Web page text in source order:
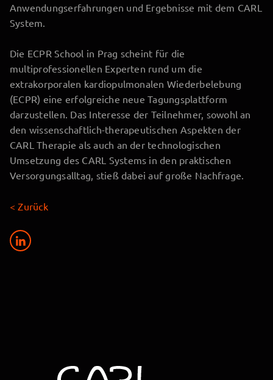
Anwendungserfahrungen und Ergebnisse mit dem CARL
System.
Die ECPR School in Prag scheint für die
multiprofessionellen Experten rund um die
extrakorporalen kardiopulmonalen Wiederbelebung
(ECPR) eine erfolgreiche neue Tagungsplattform
darzustellen. Das Interesse der Teilnehmer, sowohl an
den wissenschaftlich-therapeutischen Aspekten der
CARL Therapie als auch an der technologischen
Umsetzung des CARL Systems in den praktischen
Versorgungsalltag, stieß dabei auf große Nachfrage.
< Zurück